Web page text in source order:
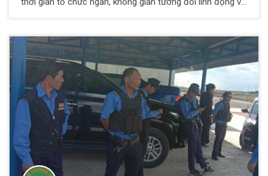
HOÀNG ICOM chia sẻ phương án nghiệp vụ đặc thù và lực
lượng bảo vệ có kinh nghiệm để đảm bảo an ninh, trật tự
khi cung cấp dịch vụ bảo vệ sự kiện lễ hội event.